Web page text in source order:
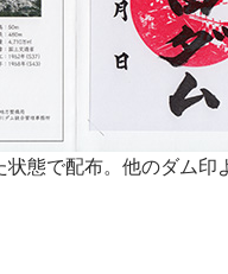
状態で配布。他のダム印